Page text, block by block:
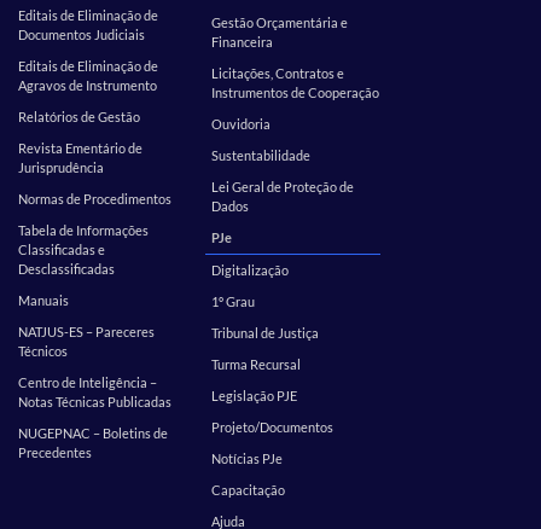
Editais de Eliminação de
Documentos Judiciais
Editais de Eliminação de
Agravos de Instrumento
Relatórios de Gestão
Revista Ementário de
Jurisprudência
Normas de Procedimentos
Tabela de Informações
Classificadas e
Desclassificadas
Manuais
NATJUS-ES – Pareceres
Técnicos
Centro de Inteligência –
Notas Técnicas Publicadas
NUGEPNAC – Boletins de
Precedentes
Gestão Orçamentária e
Financeira
Licitações, Contratos e
Instrumentos de Cooperação
Ouvidoria
Sustentabilidade
Lei Geral de Proteção de
Dados
PJe
Digitalização
1º Grau
Tribunal de Justiça
Turma Recursal
Legislação PJE
Projeto/Documentos
Notícias PJe
Capacitação
Ajuda